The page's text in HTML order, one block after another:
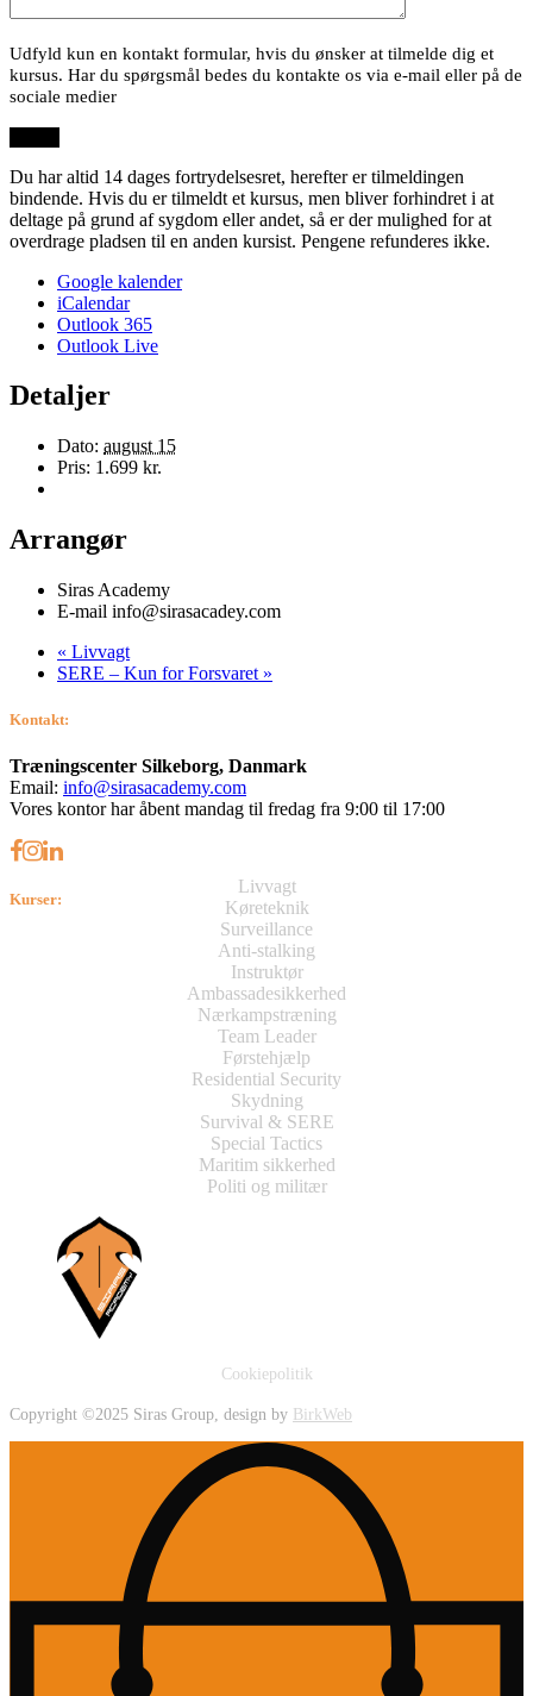
Udfyld kun en kontakt formular, hvis du ønsker at tilmelde dig et
kursus. Har du spørgsmål bedes du kontakte os via e-mail eller på de
sociale medier
Du har altid 14 dages fortrydelsesret, herefter er tilmeldingen
bindende. Hvis du er tilmeldt et kursus, men bliver forhindret i at
deltage på grund af sygdom eller andet, så er der mulighed for at
overdrage pladsen til en anden kursist. Pengene refunderes ikke.
Google kalender
iCalendar
Outlook 365
Outlook Live
Detaljer
Dato: august 15
Pris: 1.699 kr.
Arrangør
Siras Academy
E-mail info@sirasacadey.com
« Livvagt
SERE – Kun for Forsvaret »
Kontakt:
Træningscenter Silkeborg, Danmark
Email: info@sirasacademy.com
Vores kontor har åbent mandag til fredag fra 9:00 til 17:00
Kurser:
Livvagt
Køreteknik
Surveillance
Anti-stalking
Instruktør
Ambassadesikkerhed
Nærkampstræning
Team Leader
Førstehjælp
Residential Security
Skydning
Survival & SERE
Special Tactics
Maritim sikkerhed
Politi og militær
Cookiepolitik
Copyright ©2025 Siras Group, design by BirkWeb